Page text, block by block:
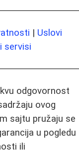
| Uslovi
servisi
odgovornost
ovog
sajtu pružaju se
u pogledu
ili